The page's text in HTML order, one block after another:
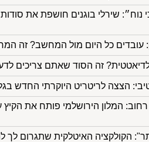
נוח״: שירלי בוגנים חושפת את
עובדים כל היום מול המחשב? זה
זה הסוד שאתם צריכים
הצצה לריטריט היוקרתי החדש
הקולקציה האיטלקית שתגרום